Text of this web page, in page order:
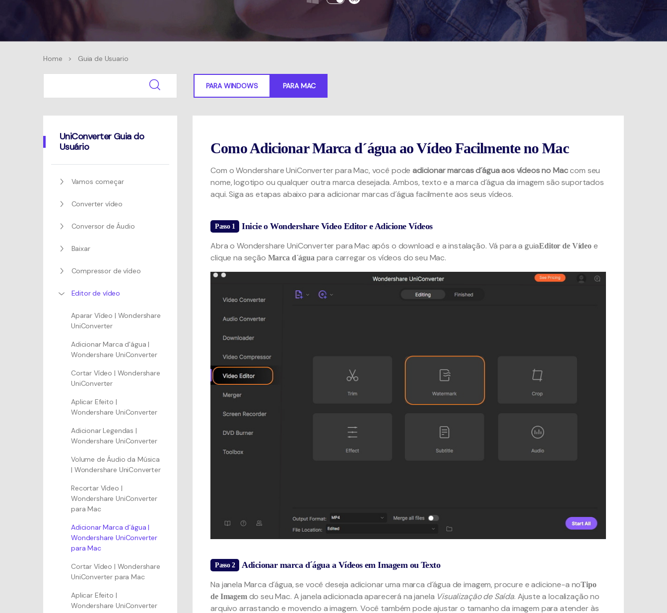
Home > Guia de Usuario
PARA WINDOWS PARA MAC
UniConverter Guia do
Usuário
Vamos começar
Converter vídeo
Conversor de Áudio
Baixar
Compressor de vídeo
Editor de vídeo
Aparar Vídeo | Wondershare
UniConverter
Adicionar Marca d'água |
Wondershare UniConverter
Cortar Vídeo | Wondershare
UniConverter
Aplicar Efeito |
Wondershare UniConverter
Adicionar Legendas |
Wondershare UniConverter
Volume de Áudio da Música
| Wondershare UniConverter
Recortar Vídeo |
Wondershare UniConverter
para Mac
Adicionar Marca d´água |
Wondershare UniConverter
para Mac
Cortar Vídeo | Wondershare
UniConverter para Mac
Aplicar Efeito |
Wondershare UniConverter
Como Adicionar Marca d´água ao Vídeo Facilmente no Mac
Com o Wondershare UniConverter para Mac, você podeadicionar marcas d´água aos vídeos no Maccom seu
nome, logotipo ou qualquer outra marca desejada. Ambos, texto e a marca d´água da imagem são suportados
aqui. Siga as etapas abaixo para adicionar marcas d´água facilmente aos seus vídeos.
Passo 1 Inicie o Wondershare Video Editor e Adicione Vídeos
Abra o Wondershare UniConverter para Mac após o download e a instalação. Vá para a guiaEditor de Vídeoe
clique na seção Marca d´águapara carregar os vídeos do seu Mac.
Passo 2 Adicionar marca d´água a Vídeos em Imagem ou Texto
Na janela Marca d´água, se você deseja adicionar uma marca d´água de imagem, procure e adicione-a noTipo
de Imagemdo seu Mac. A janela adicionada aparecerá na janela Visualização de Saída. Ajuste a localização no
arquivo arrastando e movendo a imagem. Você também pode ajustar o tamanho da imagem para atender às